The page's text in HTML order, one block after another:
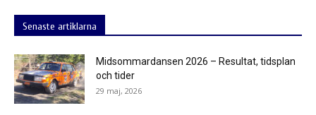
Senaste artiklarna
Midsommardansen 2026 – Resultat, tidsplan
och tider
29 maj, 2026